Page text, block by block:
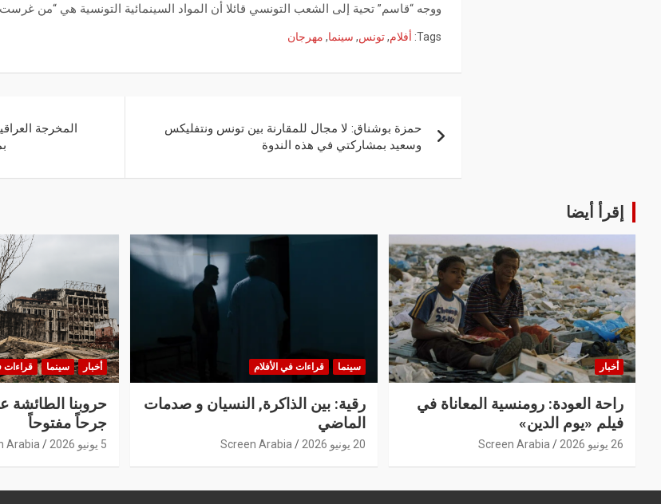
ووجه “قاسم” تحية إلى الشعب التونسي قائلا أن المواد السينمائية التونسية هي “من غرست
Tags: أفلام,تونس, سينما, مهرجان
حمزة بوشناق: لا مجال للمقارنة بين تونس ونتفليكس
وسعيد بمشاركتي في هذه الندوة
المخرجة
إقرأ أيضا
أخبار
راحة العودة: رومنسية المعاناة في
فيلم «يوم الدين»
26 يونيو 2026 Screen Arabia
سينما قراءات في الأفلام
رقية: بين الذاكرة, النسيان و صدمات
الماضي
20 يونيو 2026 Screen Arabia
أخبار سينما قراءات
حروبنا الطائشة
جرحاً مفتوحاً
5 يونيو 2026 Arabia